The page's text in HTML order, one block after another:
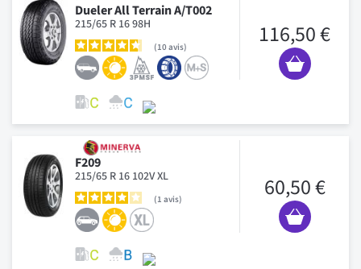
Dueler All Terrain A/T002
215/65 R 16 98H
10avis 116,50 €
F209
215/65 R 16 102V XL
1 avis 60,50 €